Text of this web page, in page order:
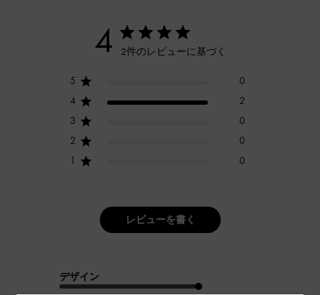
4 2件のレビューに基づく
5
0
4
2
3
0
2
0
1
0
レビューを書く
デザイン